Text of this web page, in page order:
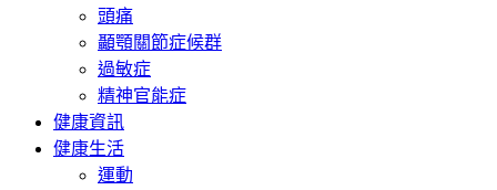
頭痛
顳顎關節症候群
過敏症
精神官能症
健康資訊
健康生活
運動